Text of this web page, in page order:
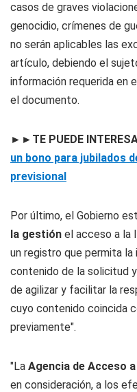
casos de graves
genocidio, crímenes de
no serán aplicables las
artículo, debiendo el
información requerida en
el documento.
►►TE PUEDE
un bono para jubilados
previsional
Por último, el Gobierno
la gestión el acceso a la
un registro que permita
contenido de la solicitud
de agilizar y facilitar la
cuyo contenido coincida
previamente".
"La Agencia de Acceso
en consideración, a los